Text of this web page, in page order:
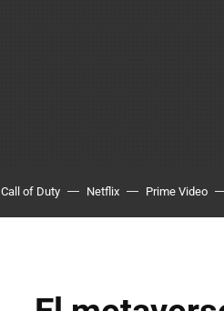
Call of Duty Netflix Prime Video